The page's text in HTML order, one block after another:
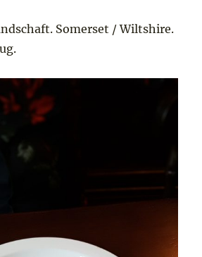
Somerset / Wiltshire.